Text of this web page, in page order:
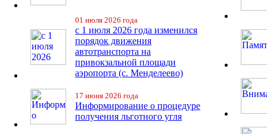
01 июля 2026 года
с 1 июля 2026 года изменился
порядок движения
автотранспорта на
привокзальной площади
аэропорта (с. Менделеево)
17 июня 2026 года
Информирование о процедуре
получения льготного угля